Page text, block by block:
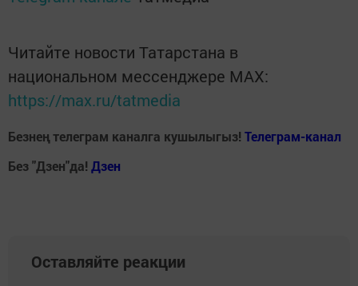
Читайте новости Татарстана в
национальном мессенджере MАХ:
https://max.ru/tatmedia
Безнең телеграм каналга кушылыгыз! Телеграм-канал
Без "Дзен"да! Дзен
Оставляйте реакции